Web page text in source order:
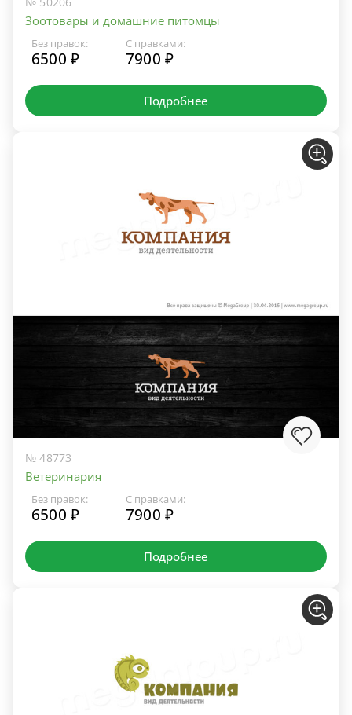
Зоотовары и домашние питомцы
Без правок:
6500 ₽
С правками:
7900 ₽
Подробнее
№ 48773
Ветеринария
Без правок:
6500 ₽
С правками:
7900 ₽
Подробнее